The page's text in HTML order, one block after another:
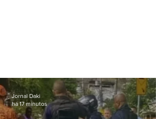
Jornal Daki
há 17 minutos